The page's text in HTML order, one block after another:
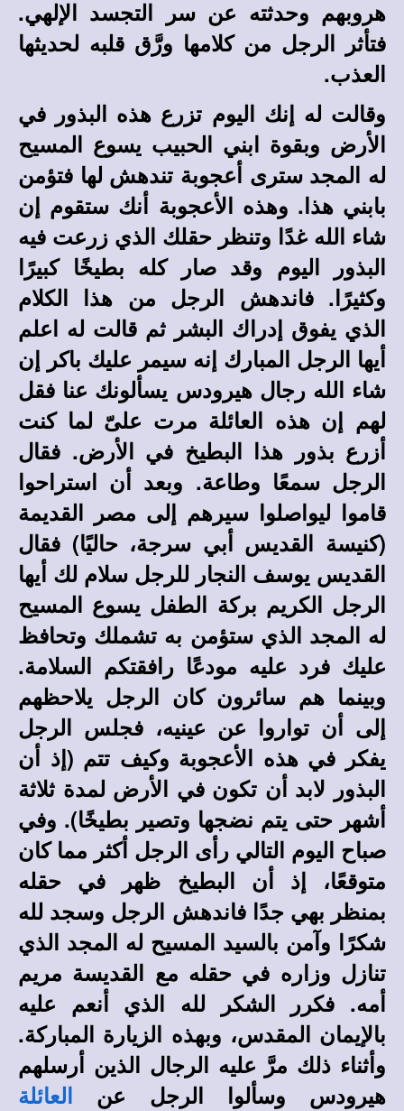
هروبهم وحدثته عن سر التجسد الإلهي.
فتأثر الرجل من كلامها ورَّق قلبه لحديثها
العذب.
وقالت له إنك اليوم تزرع هذه البذور في
الأرض وبقوة ابني الحبيب يسوع المسيح
له المجد سترى أعجوبة تندهش لها فتؤمن
بابني هذا. وهذه الأعجوبة أنك ستقوم إن
شاء الله غدًا وتنظر حقلك الذي زرعت فيه
البذور اليوم وقد صار كله بطيخًا كبيرًا
وكثيرًا. فاندهش الرجل من هذا الكلام
الذي يفوق إدراك البشر ثم قالت له اعلم
أيها الرجل المبارك إنه سيمر عليك باكر إن
شاء الله رجال هيرودس يسألونك عنا فقل
لهم إن هذه العائلة مرت علىّ لما كنت
أزرع بذور هذا البطيخ في الأرض. فقال
الرجل سمعًا وطاعة. وبعد أن استراحوا
قاموا ليواصلوا سيرهم إلى مصر القديمة
(كنيسة القديس أبي سرجة، حاليًا) فقال
القديس يوسف النجار للرجل سلام لك أيها
الرجل الكريم بركة الطفل يسوع المسيح
له المجد الذي ستؤمن به تشملك وتحافظ
عليك فرد عليه مودعًا رافقتكم السلامة.
وبينما هم سائرون كان الرجل يلاحظهم
إلى أن تواروا عن عينيه، فجلس الرجل
يفكر في هذه الأعجوبة وكيف تتم (إذ أن
البذور لابد أن تكون في الأرض لمدة ثلاثة
أشهر حتى يتم نضجها وتصير بطيخًا). وفي
صباح اليوم التالي رأى الرجل أكثر مما كان
متوقعًا، إذ أن البطيخ ظهر في حقله
بمنظر بهي جدًا فاندهش الرجل وسجد لله
شكرًا وآمن بالسيد المسيح له المجد الذي
تنازل وزاره في حقله مع القديسة مريم
أمه. فكرر الشكر لله الذي أنعم عليه
بالإيمان المقدس، وبهذه الزيارة المباركة.
وأثناء ذلك مرَّ عليه الرجال الذين أرسلهم
هيرودس وسألوا الرجل عن
العائلة